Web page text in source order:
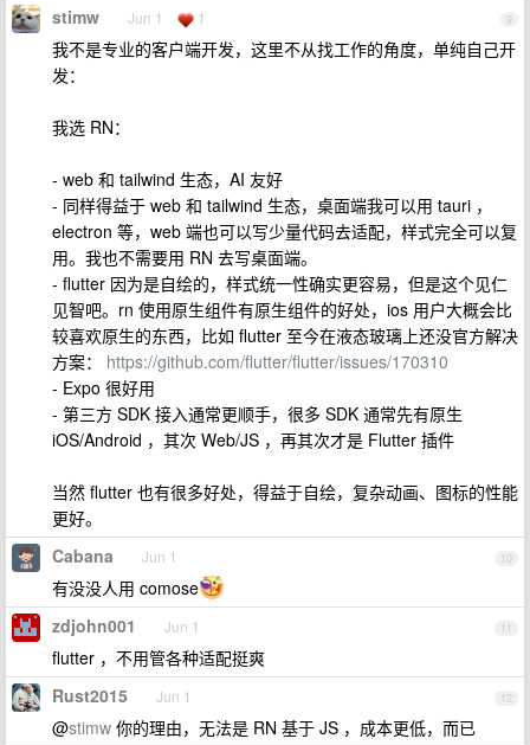
9
stimw Jun 1 1
我不是专业的客户端开发，这里不从找工作的角度，单纯自己开
发：
我选 RN：
- web 和 tailwind 生态，AI 友好
- 同样得益于 web 和 tailwind 生态，桌面端我可以用 tauri ，
electron 等，web 端也可以写少量代码去适配，样式完全可以复
用。我也不需要用 RN 去写桌面端。
- flutter 因为是自绘的，样式统一性确实更容易，但是这个见仁
见智吧。rn 使用原生组件有原生组件的好处，ios 用户大概会比
较喜欢原生的东西，比如 flutter 至今在液态玻璃上还没官方解决
方案： https://github.com/flutter/flutter/issues/170310
- Expo 很好用
- 第三方 SDK 接入通常更顺手，很多 SDK 通常先有原生
iOS/Android ，其次 Web/JS ，再其次才是 Flutter 插件
当然 flutter 也有很多好处，得益于自绘，复杂动画、图标的性能
更好。
10
Cabana Jun 1
有没没人用 comose
11
zdjohn001 Jun 1
flutter ，不用管各种适配挺爽
12
Rust2015 Jun 1
@stimw 你的理由，无法是 RN 基于 JS ，成本更低，而已